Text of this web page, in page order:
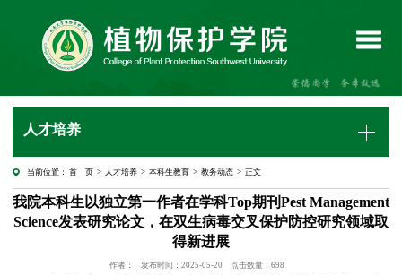
人才培养
当前位置： 首 页 > 人才培养 >本科生教育 >教务动态 > 正文
我院本科生以独立第一作者在学科Top期刊Pest Management
Science发表研究论文，在双生病毒交叉保护防控研究领域取
得新进展
作者： 发布时间：2025-05-20 点击数量： 698